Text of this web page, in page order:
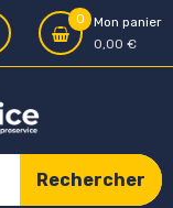
0
Mon panier
0,00 €
Rechercher